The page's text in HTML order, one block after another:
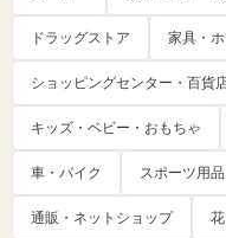
ドラッグストア 家具・
ショッピングセンター・百貨
キッズ・ベビー・おもちゃ
車・バイク スポーツ用
通販・ネットショップ